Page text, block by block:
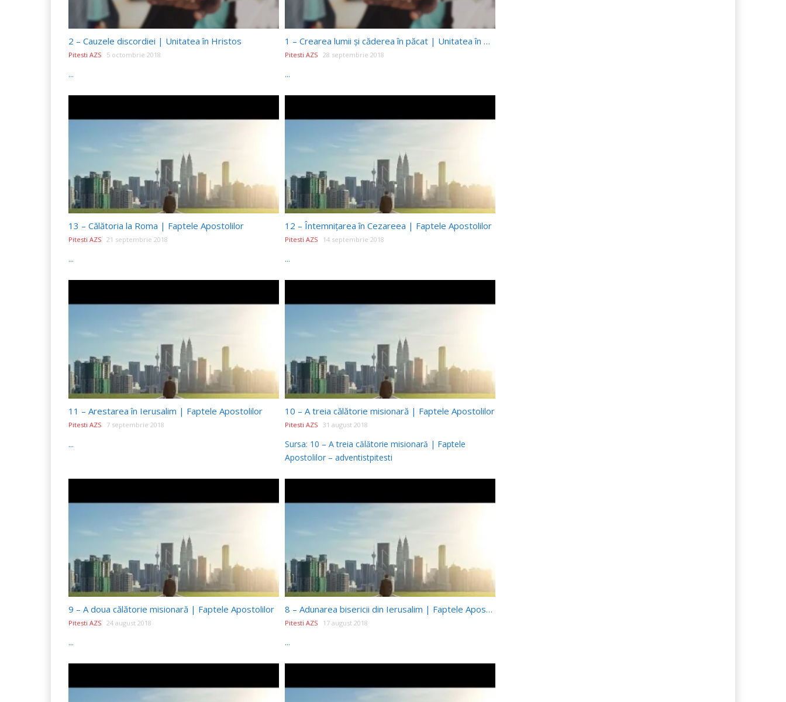
2 – Cauzele discordiei | Unitatea în Hristos
Pitesti AZS 5 octombrie 2018
...
1 – Crearea lumii și căderea în păcat | Unitatea în Hristos
Pitesti AZS 28 septembrie 2018
...
13 – Călătoria la Roma | Faptele Apostolilor
Pitesti AZS 21 septembrie 2018
...
12 – Întemnițarea în Cezareea | Faptele Apostolilor
Pitesti AZS 14 septembrie 2018
...
11 – Arestarea în Ierusalim | Faptele Apostolilor
Pitesti AZS 7 septembrie 2018
...
10 – A treia călătorie misionară | Faptele Apostolilor
Pitesti AZS 31 august 2018
Sursa: 10 – A treia călătorie misionară | Faptele
Apostolilor – adventistpitesti
9 – A doua călătorie misionară | Faptele Apostolilor
Pitesti AZS 24 august 2018
...
8 – Adunarea bisericii din Ierusalim | Faptele Apostolilor
Pitesti AZS 17 august 2018
...